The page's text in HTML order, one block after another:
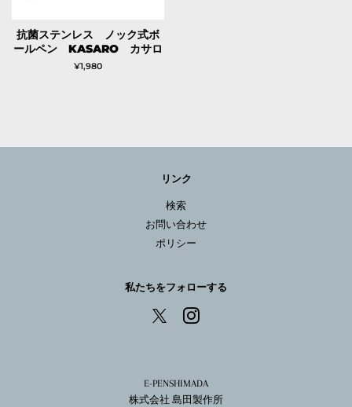
抗菌ステンレス ノック式ボ
ールペン KASARO カサロ
通
¥1,980
リンク
検索
お問い合わせ
ポリシー
私たちをフォローする
E-PENSHIMADA
株式会社 島田製作所